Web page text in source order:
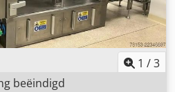
1 /3
beëindigd